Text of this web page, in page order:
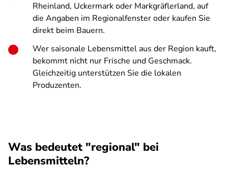
Rheinland, Uckermark oder Markgräflerland, auf
die Angaben im Regionalfenster oder kaufen Sie
direkt beim Bauern.
Wer saisonale Lebensmittel aus der Region kauft,
bekommt nicht nur Frische und Geschmack.
Gleichzeitig unterstützen Sie die lokalen
Produzenten.
Was bedeutet "regional" bei
Lebensmitteln?